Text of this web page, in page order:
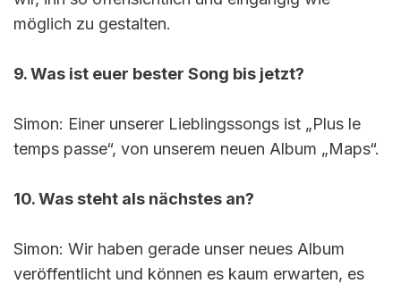
möglich zu gestalten.
9. Was ist euer bester Song bis jetzt?
Simon: Einer unserer Lieblingssongs ist „Plus le
temps passe“, von unserem neuen Album „Maps“.
10. Was steht als nächstes an?
Simon: Wir haben gerade unser neues Album
veröffentlicht und können es kaum erwarten, es